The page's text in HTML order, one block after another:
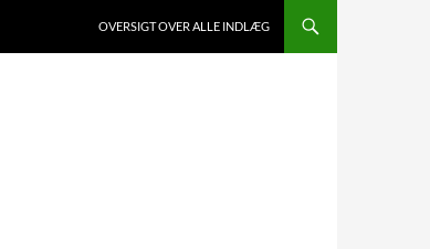
OVERSIGT OVER ALLE INDLÆG